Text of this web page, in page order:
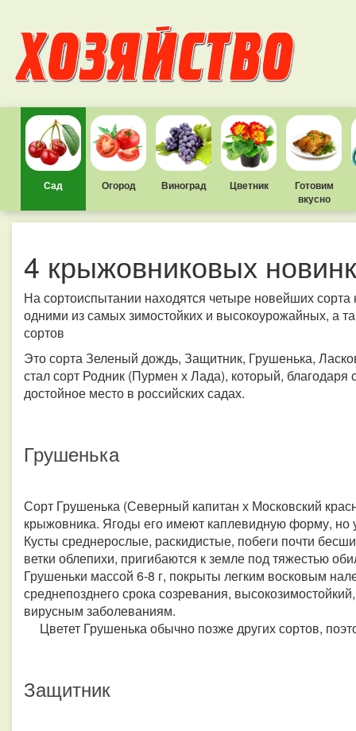
Сад Огород Виноград Цветник
Готовим
вкусно
4 крыжовниковых
На сортоиспытании находятся четыре новейших
одними из самых зимостойких и высокоурожайных, а
сортов
Это сорта Зеленый дождь, Защитник, Грушенька,
стал сорт Родник (Пурмен х Лада), который, благодаря
достойное место в российских садах.
Грушенька
Сорт Грушенька (Северный капитан х Московский
крыжовника. Ягоды его имеют каплевидную форму, но
Кусты среднерослые, раскидистые, побеги почти
ветки облепихи, пригибаются к земле под тяжестью
Грушеньки массой 6-8 г, покрыты легким восковым
среднепозднего срока созревания,
вирусным заболеваниям.
Цветет Грушенька обычно позже других сортов,
Защитник